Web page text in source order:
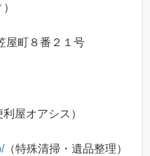
町８番２１号
屋オアシス）
（特殊清掃・遺品整理）